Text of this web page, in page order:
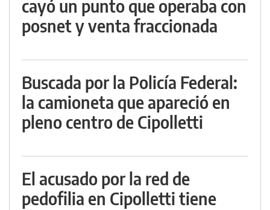
cayó un punto que operaba con
posnet y venta fraccionada
Buscada por la Policía Federal:
la camioneta que apareció en
pleno centro de Cipolletti
El acusado por la red de
pedofilia en Cipolletti tiene